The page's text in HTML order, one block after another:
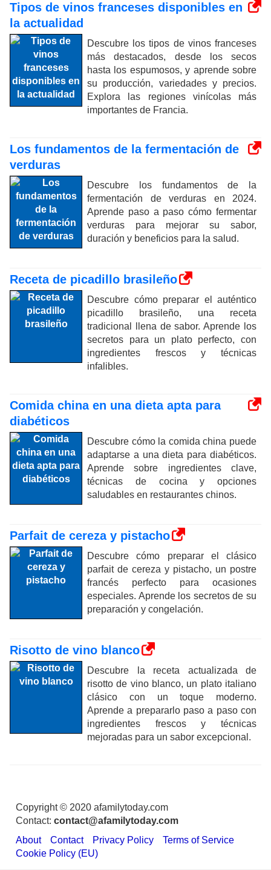
Tipos de vinos franceses disponibles en
la actualidad
Descubre los tipos de vinos franceses
más destacados, desde los secos
hasta los espumosos, y aprende sobre
su producción, variedades y precios.
Explora las regiones vinícolas más
importantes de Francia.
Los fundamentos de la fermentación de
verduras
Descubre los fundamentos de la
fermentación de verduras en 2024.
Aprende paso a paso cómo fermentar
verduras para mejorar su sabor,
duración y beneficios para la salud.
Receta de picadillo brasileño
Descubre cómo preparar el auténtico
picadillo brasileño, una receta
tradicional llena de sabor. Aprende los
secretos para un plato perfecto, con
ingredientes frescos y técnicas
infalibles.
Comida china en una dieta apta para
diabéticos
Descubre cómo la comida china puede
adaptarse a una dieta para diabéticos.
Aprende sobre ingredientes clave,
técnicas de cocina y opciones
saludables en restaurantes chinos.
Parfait de cereza y pistacho
Descubre cómo preparar el clásico
parfait de cereza y pistacho, un postre
francés perfecto para ocasiones
especiales. Aprende los secretos de su
preparación y congelación.
Risotto de vino blanco
Descubre la receta actualizada de
risotto de vino blanco, un plato italiano
clásico con un toque moderno.
Aprende a prepararlo paso a paso con
ingredientes frescos y técnicas
mejoradas para un sabor excepcional.
Copyright © 2020 afamilytoday.com
Contact: contact@afamilytoday.com
About
Contact Privacy Policy
Terms of Service
Cookie Policy (EU)